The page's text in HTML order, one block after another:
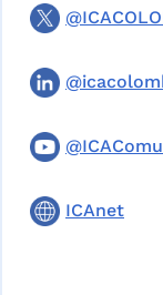
ICAnet